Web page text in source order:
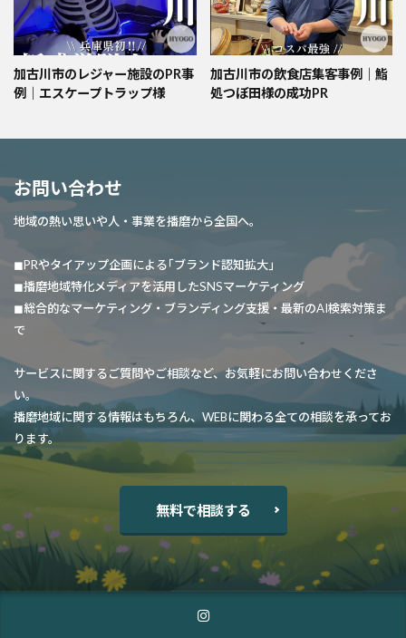
加古川市のレジャー施設のPR事
例｜エスケープトラップ様
加古川市の飲食店集客事例｜鮨
処つぼ田様の成功PR
お問い合わせ
地域の熱い思いや人・事業を播磨から全国へ。
◼︎PRやタイアップ企画による｢ブランド認知拡大｣
◼︎播磨地域特化メディアを活用したSNSマーケティング
◼︎総合的なマーケティング・ブランディング支援・最新のAI検索対策ま
で
サービスに関するご質問やご相談など、お気軽にお問い合わせくださ
い。
播磨地域に関する情報はもちろん、WEBに関わる全ての相談を承ってお
ります。
無料で相談する